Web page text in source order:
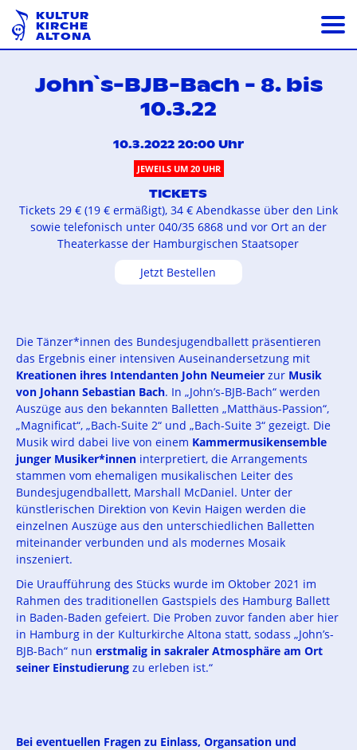
KULTUR
KIRCHE
ALTONA
John`s-BJB-Bach - 8. bis
10.3.22
10.3.2022 20:00 Uhr
JEWEILS UM 20 UHR
TICKETS
Tickets 29 € (19 € ermäßigt), 34 € Abendkasse über den Link
sowie telefonisch unter 040/35 6868 und vor Ort an der
Theaterkasse der Hamburgischen Staatsoper
Jetzt Bestellen
Die Tänzer*innen des Bundesjugendballett präsentieren
das Ergebnis einer intensiven Auseinandersetzung mit
Kreationen ihres Intendanten John Neumeier zur Musik
von Johann Sebastian Bach. In „John’s-BJB-Bach“ werden
Auszüge aus den bekannten Balletten „Matthäus-Passion“,
„Magnificat“, „Bach-Suite 2“ und „Bach-Suite 3“ gezeigt. Die
Musik wird dabei live von einem Kammermusikensemble
junger Musiker*innen interpretiert, die Arrangements
stammen vom ehemaligen musikalischen Leiter des
Bundesjugendballett, Marshall McDaniel. Unter der
künstlerischen Direktion von Kevin Haigen werden die
einzelnen Auszüge aus den unterschiedlichen Balletten
miteinander verbunden und als modernes Mosaik
inszeniert.
Die Uraufführung des Stücks wurde im Oktober 2021 im
Rahmen des traditionellen Gastspiels des Hamburg Ballett
in Baden-Baden gefeiert. Die Proben zuvor fanden aber hier
in Hamburg in der Kulturkirche Altona statt, sodass „John’s-
BJB-Bach“ nunerstmalig in sakraler Atmosphäre am Ort
seiner Einstudierung zu erleben ist.“
Bei eventuellen Fragen zu Einlass, Organsation und